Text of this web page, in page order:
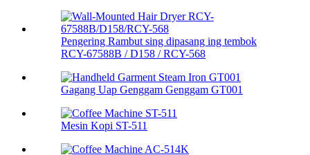
Pengering Rambut sing dipasang ing tembok
RCY-67588B / D158 / RCY-568
Gagang Uap Genggam Genggam GT001
Mesin Kopi ST-511